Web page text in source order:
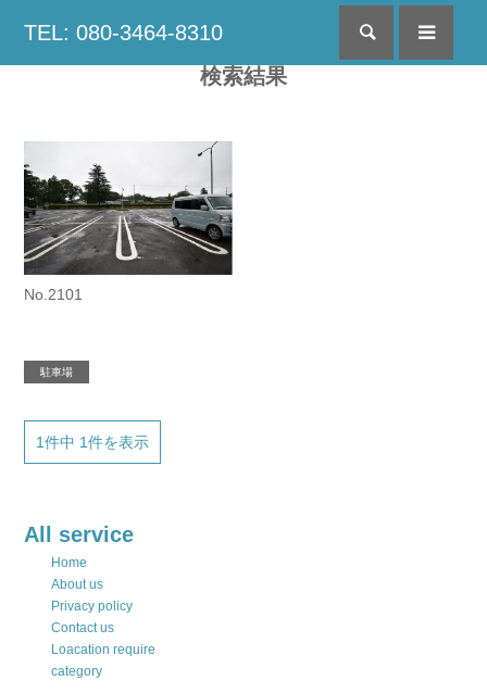
TEL: 080-3464-8310 検索
検索結果
No.2101
駐車場
1件中 1件を表示
All service
Home
About us
Privacy policy
Contact us
Loacation require
category